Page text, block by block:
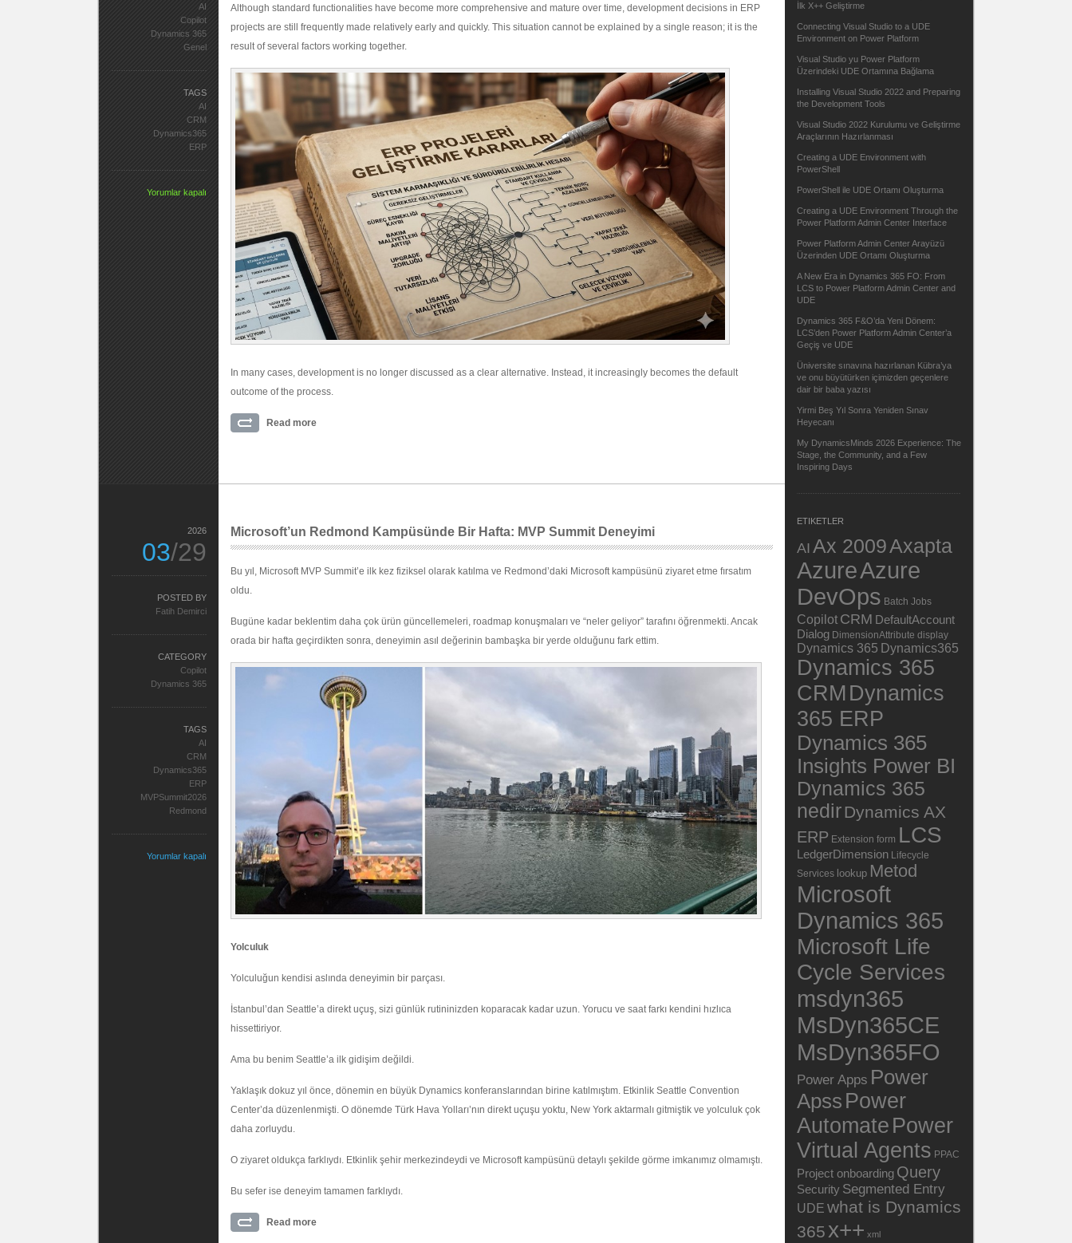
Although standard functionalities have become more comprehensive and mature over time, development decisions in ERP
projects are still frequently made relatively early and quickly. This situation cannot be explained by a single reason; it is the
result of several factors working together.
In many cases, development is no longer discussed as a clear alternative. Instead, it increasingly becomes the default
outcome of the process.
Read more
AI
Copilot
Dynamics 365
Genel
TAGS
AI
CRM
Dynamics365
ERP
Yorumlar kapalı
Microsoft’un Redmond Kampüsünde Bir Hafta: MVP Summit Deneyimi
Bu yıl, Microsoft MVP Summit’e ilk kez fiziksel olarak katılma ve Redmond’daki Microsoft kampüsünü ziyaret etme fırsatım
oldu.
Bugüne kadar beklentim daha çok ürün güncellemeleri, roadmap konuşmaları ve “neler geliyor” tarafını öğrenmekti. Ancak
orada bir hafta geçirdikten sonra, deneyimin asıl değerinin bambaşka bir yerde olduğunu fark ettim.
Yolculuk
Yolculuğun kendisi aslında deneyimin bir parçası.
İstanbul’dan Seattle’a direkt uçuş, sizi günlük rutininizden koparacak kadar uzun. Yorucu ve saat farkı kendini hızlıca
hissettiriyor.
Ama bu benim Seattle’a ilk gidişim değildi.
Yaklaşık dokuz yıl önce, dönemin en büyük Dynamics konferanslarından birine katılmıştım. Etkinlik Seattle Convention
Center’da düzenlenmişti. O dönemde Türk Hava Yolları’nın direkt uçuşu yoktu, New York aktarmalı gitmiştik ve yolculuk çok
daha zorluydu.
O ziyaret oldukça farklıydı. Etkinlik şehir merkezindeydi ve Microsoft kampüsünü detaylı şekilde görme imkanımız olmamıştı.
Bu sefer ise deneyim tamamen farklıydı.
Read more
2026
03/29
POSTED BY
Fatih Demirci
CATEGORY
Copilot
Dynamics 365
TAGS
AI
CRM
Dynamics365
ERP
MVPSummit2026
Redmond
Yorumlar kapalı
İlk X++ Geliştirme
Connecting Visual Studio to a UDE
Environment on Power Platform
Visual Studio yu Power Platform
Üzerindeki UDE Ortamına Bağlama
Installing Visual Studio 2022 and Preparing
the Development Tools
Visual Studio 2022 Kurulumu ve Geliştirme
Araçlarının Hazırlanması
Creating a UDE Environment with
PowerShell
PowerShell ile UDE Ortamı Oluşturma
Creating a UDE Environment Through the
Power Platform Admin Center Interface
Power Platform Admin Center Arayüzü
Üzerinden UDE Ortamı Oluşturma
A New Era in Dynamics 365 FO: From
LCS to Power Platform Admin Center and
UDE
Dynamics 365 F&O’da Yeni Dönem:
LCS’den Power Platform Admin Center’a
Geçiş ve UDE
Üniversite sınavına hazırlanan Kübra’ya
ve onu büyütürken içimizden geçenlere
dair bir baba yazısı
Yirmi Beş Yıl Sonra Yeniden Sınav
Heyecanı
My DynamicsMinds 2026 Experience: The
Stage, the Community, and a Few
Inspiring Days
ETIKETLER
AI Ax 2009Axapta
AzureAzure
DevOps Batch Jobs
Copilot CRM DefaultAccount
Dialog DimensionAttribute display
Dynamics 365 Dynamics365
Dynamics 365
CRM Dynamics
365 ERP
Dynamics 365
Insights Power BI
Dynamics 365
nedir Dynamics AX
ERP Extension form LCS
LedgerDimension Lifecycle
Services lookup Metod
Microsoft
Dynamics 365
Microsoft Life
Cycle Services
msdyn365
MsDyn365CE
MsDyn365FO
Power Apps Power
Apss Power
Automate Power
Virtual Agents PPAC
Project onboarding Query
Security Segmented Entry
UDE what is Dynamics
365 x++ xml